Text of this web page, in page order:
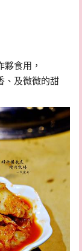
食用，
、及微微的甜